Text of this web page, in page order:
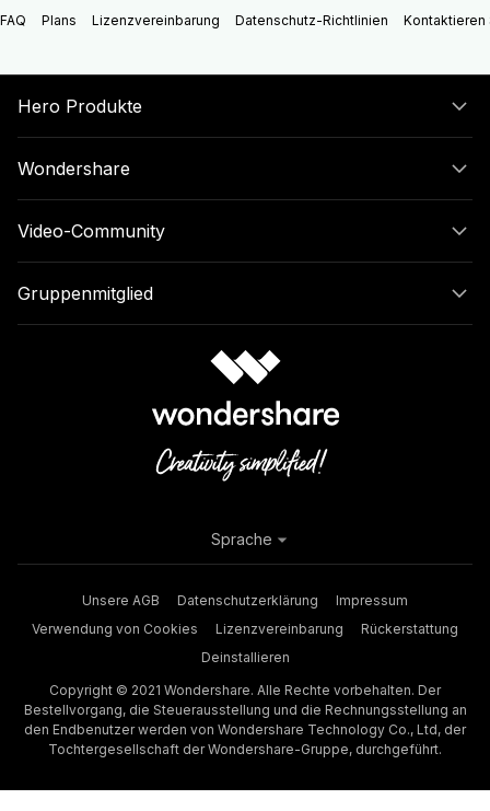
FAQ Plans Lizenzvereinbarung Datenschutz-Richtlinien Kontaktieren
Hero Produkte
Wondershare
Video-Community
Gruppenmitglied
Unsere AGB Datenschutzerklärung
Impressum
Verwendung von Cookies
Lizenzvereinbarung
Rückerstattung
Deinstallieren
Copyright © 2021 Wondershare. Alle Rechte vorbehalten. Der
Bestellvorgang, die Steuerausstellung und die Rechnungsstellung an
den Endbenutzer werden von Wondershare Technology Co., Ltd, der
Tochtergesellschaft der Wondershare-Gruppe, durchgeführt.
Sprache